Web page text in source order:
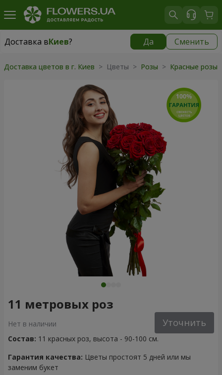
Доставка вКиев? Да Сменить
Доставка вКиев
Доставка цветов в г. Киев > Цветы > Розы > Красные розы
11 метровых роз
Нет в наличии Уточнить
Состав: 11 красных роз, высота - 90-100 см.
Гарантия качества: Цветы простоят 5 дней или мы
заменим букет